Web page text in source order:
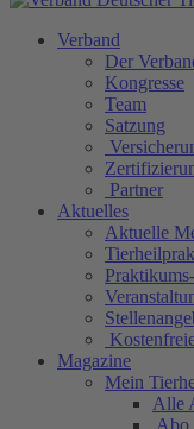
Verband
Der
Kongresse
Team
Satzung
Partner
Aktuelles
Aktuelle
Magazine
Mein
Alle
Abo